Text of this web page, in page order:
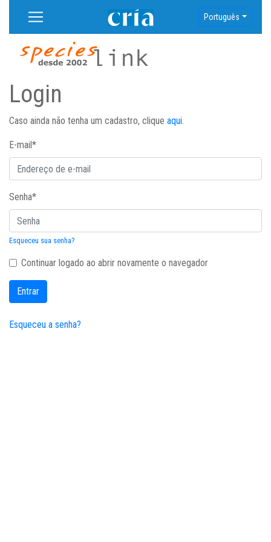
Português
Login
Caso ainda não tenha um cadastro, clique aqui.
E-mail*
Senha*
Esqueceu sua senha?
Continuar logado ao abrir novamente o navegador
Entrar
Esqueceu a senha?